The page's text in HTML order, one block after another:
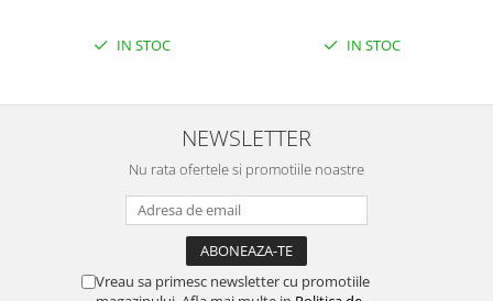
IN STOC IN STOC
NEWSLETTER
Nu rata ofertele si promotiile noastre
Vreau sa primesc newsletter cu promotiile